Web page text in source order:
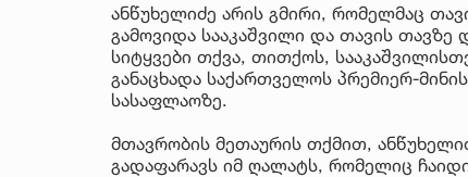
ანწუხელიძე არის გმირი, რომელმაც
გამოვიდა სააკაშვილი და თავის თავზე
სიტყვები თქვა, თითქოს,
განაცხადა საქართველოს პრემიერ-
სასაფლაოზე.
მთავრობის მეთაურის თქმით,
გადაფარავს იმ ღალატს, რომელიც